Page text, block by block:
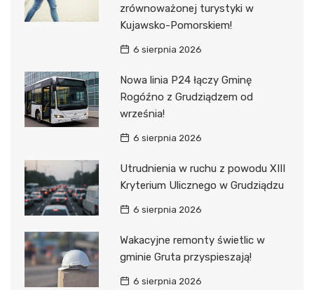
zrównoważonej turystyki w
Kujawsko-Pomorskiem!
6 sierpnia 2026
Nowa linia P24 łączy Gminę
Rogóźno z Grudziądzem od
września!
6 sierpnia 2026
Utrudnienia w ruchu z powodu XIII
Kryterium Ulicznego w Grudziądzu
6 sierpnia 2026
Wakacyjne remonty świetlic w
gminie Gruta przyspieszają!
6 sierpnia 2026